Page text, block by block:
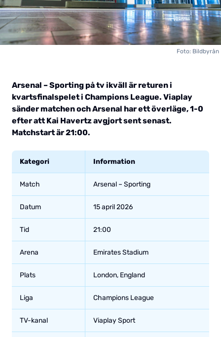
Foto: Bildbyrån
Arsenal – Sporting på tv ikväll är returen i
kvartsfinalspelet i Champions League. Viaplay
sänder matchen och Arsenal har ett överläge, 1-0
efter att Kai Havertz avgjort sent senast.
Matchstart är 21:00.
Kategori Information
Match Arsenal – Sporting
Datum 15 april 2026
Tid 21:00
Arena Emirates Stadium
Plats London, England
Liga Champions League
TV-kanal Viaplay Sport